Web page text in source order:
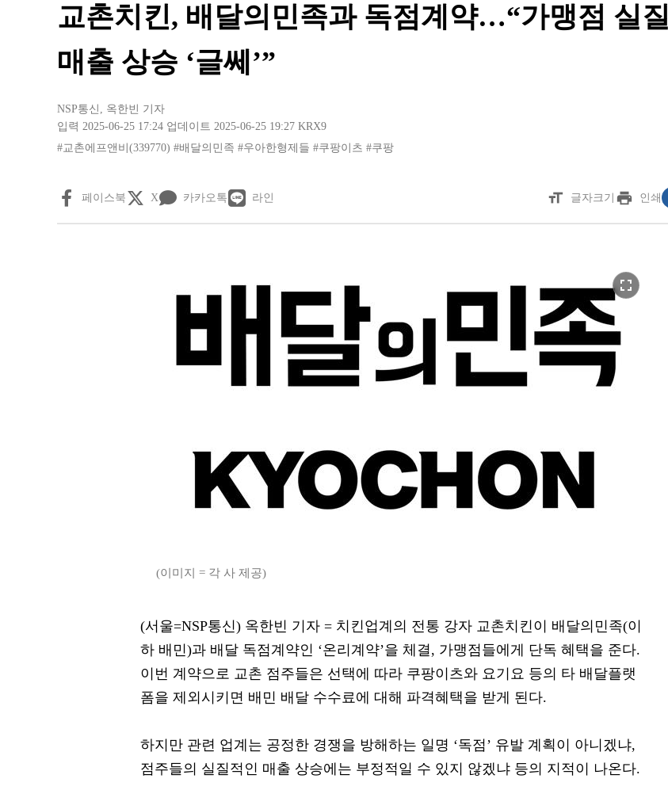
교촌치킨, 배달의민족과 독점계약…“가맹점 실질
매출 상승 ‘글쎄’”
NSP통신 , 옥한빈 기자
입력 2025-06-25 17:24 업데이트 2025-06-25 19:27 KRX9
#교촌에프앤비(339770) #배달의민족 #우아한형제들 #쿠팡이츠 #쿠팡
페이스북 X 카카오톡 라인 format_size 글자크기 print 인쇄
fullscreen
(이미지 = 각 사 제공)
(서울=NSP통신) 옥한빈 기자 = 치킨업계의 전통 강자 교촌치킨이 배달의민족(이
하 배민)과 배달 독점계약인 ‘온리계약’을 체결, 가맹점들에게 단독 혜택을 준다.
이번 계약으로 교촌 점주들은 선택에 따라 쿠팡이츠와 요기요 등의 타 배달플랫
폼을 제외시키면 배민 배달 수수료에 대해 파격혜택을 받게 된다.
하지만 관련 업계는 공정한 경쟁을 방해하는 일명 ‘독점’ 유발 계획이 아니겠냐,
점주들의 실질적인 매출 상승에는 부정적일 수 있지 않겠냐 등의 지적이 나온다.